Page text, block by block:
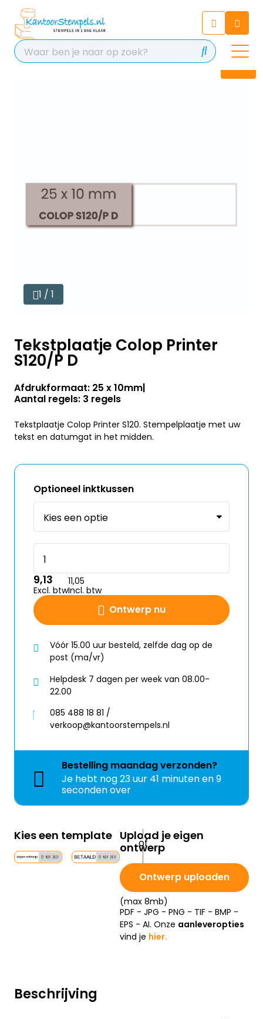
Chat 24/7 met onze chatbot
voor hulp
Contact
Beschrijving
1 / 1
Tekstplaatje Colop Printer
S120/P D
Afdrukformaat: 25 x 10mm
Aantal regels: 3 regels
Tekstplaatje Colop Printer S120. Stempelplaatje met uw
tekst en datumgat in het midden.
Optioneel inktkussen
Ontwerp nu
9,13
Excl. btw
11,05
Incl. btw
Vóór 15.00 uur besteld, zelfde dag op de
post (ma/vr)
Helpdesk 7 dagen per week van 08.00-
22.00
085 488 18 81 /
verkoop@kantoorstempels.nl
Bestelling maandagverzonden?
Je hebt nog23 uur 41 minuten en 9
seconden over
Kies een template Upload je eigen
ontwerp
Ontwerp uploaden
(max 8mb)
PDF - JPG - PNG - TIF - BMP -
EPS - AI. Onze aanleveropties
vind je hier.